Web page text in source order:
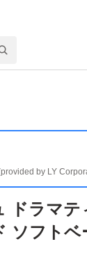
by LY
ドラマテ
ソフトベ